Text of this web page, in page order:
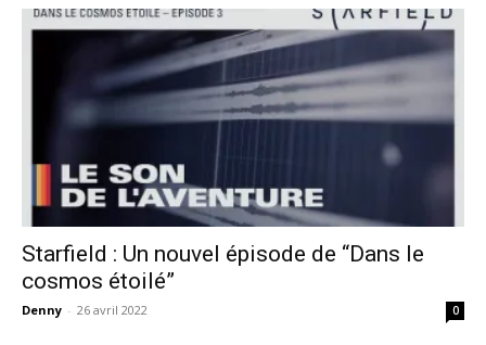
Starfield : Un nouvel épisode de “Dans le
cosmos étoilé”
Denny - 26 avril 2022 0